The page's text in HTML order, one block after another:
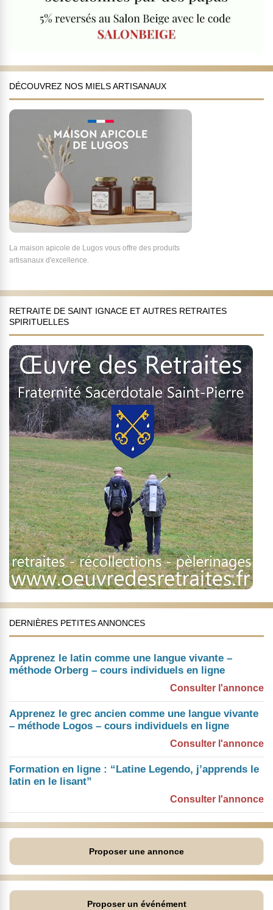
DÉCOUVREZ NOS MIELS ARTISANAUX
La maison apicole de Lugos vous offre des produits
artisanaux d'excellence.
RETRAITE DE SAINT IGNACE ET AUTRES RETRAITES
SPIRITUELLES
DERNIÈRES PETITES ANNONCES
Apprenez le latin comme une langue vivante –
méthode Orberg – cours individuels en ligne
Consulter l'annonce
Apprenez le grec ancien comme une langue vivante
– méthode Logos – cours individuels en ligne
Consulter l'annonce
Formation en ligne : “Latine Legendo, j’apprends le
latin en le lisant”
Consulter l'annonce
Proposer une annonce
Proposer un événément